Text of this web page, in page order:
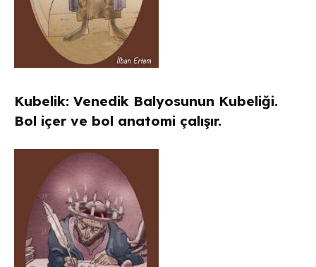
Kubelik: Venedik Balyosunun Kubeliği.
Bol içer ve bol anatomi çalışır.